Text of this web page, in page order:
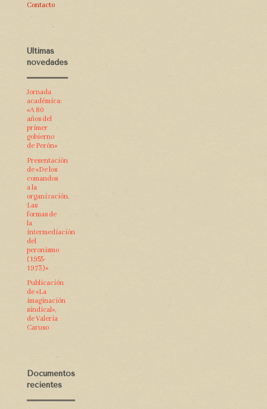
Contacto
Últimas
novedades
Jornada
académica:
«A 80
años del
primer
gobierno
de Perón»
Presentación
de «De los
comandos
a la
organización.
Las
formas de
la
intermediación
del
peronismo
(1955-
1973)»
Publicación
de «La
imaginación
sindical»,
de Valeria
Caruso
Documentos
recientes